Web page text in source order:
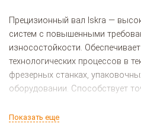
Прецизионный вал Iskra —
систем с повышенными
износостойкости.
технологических процессов в
фрезерных станках,
оборудовании. Способствует
ценам. В нашем каталоге вы
Показать еще